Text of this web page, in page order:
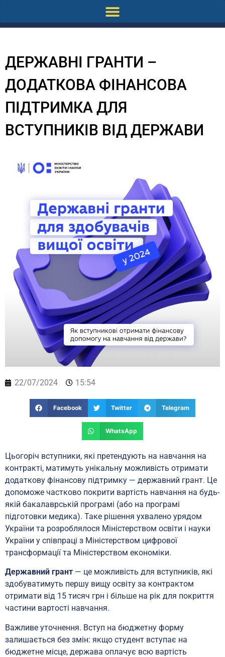
ДЕРЖАВНІ ГРАНТИ –
ДОДАТКОВА ФІНАНСОВА
ПІДТРИМКА ДЛЯ
ВСТУПНИКІВ ВІД ДЕРЖАВИ
22/07/2024 15:54
Facebook Twitter Telegram
WhatsApp
Цьогоріч вступники, які претендують на навчання на
контракті, матимуть унікальну можливість отримати
додаткову фінансову підтримку — державний грант. Це
допоможе частково покрити вартість навчання на будь-
якій бакалаврській програмі (або на програмі
підготовки медика). Таке рішення ухвалено урядом
України та розроблялося Міністерством освіти і науки
України у співпраці з Міністерством цифрової
трансформації та Міністерством економіки.
Державний грант — це можливість для вступників, які
здобуватимуть першу вищу освіту за контрактом
отримати від 15 тисяч грн і більше на рік для покриття
частини вартості навчання.
Важливе уточнення. Вступ на бюджетну форму
залишається без змін: якщо студент вступає на
бюджетне місце, держава оплачує всю вартість